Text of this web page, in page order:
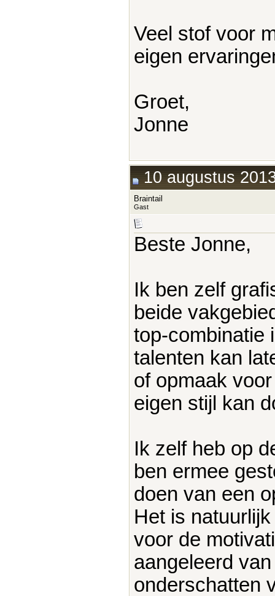
Veel stof voor
eigen
Groet,
Jonne
10 augustus
Braintail
Gast
Beste Jonne,
Ik ben zelf
beide
top-combinatie
talenten kan
of opmaak
eigen stijl kan
Ik zelf heb op
ben ermee
doen van een
Het is
voor de
aangeleerd
onderschatten